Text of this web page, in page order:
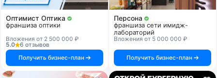
Оптимист Оптика
франшиза оптики
Вложения от 2 500 000 ₽
5.0
6 отзывов
Получить бизнес-план
Персона
франшиза сети имидж-
лабораторий
Вложения от 5 000 000 ₽
Получить бизнес-план